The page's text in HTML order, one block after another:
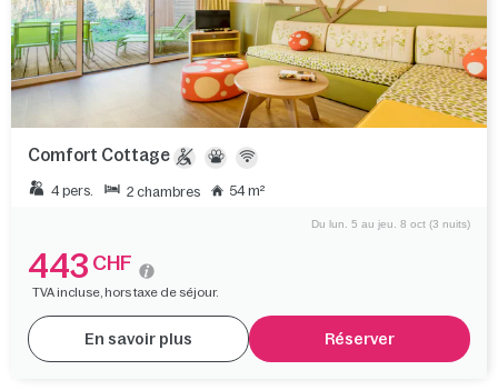
Comfort Cottage
4 pers. 2 chambres 54 m²
Du lun. 5 au jeu. 8 oct (3 nuits)
443 CHF
TVA incluse, hors taxe de séjour.
En savoir plus Réserver